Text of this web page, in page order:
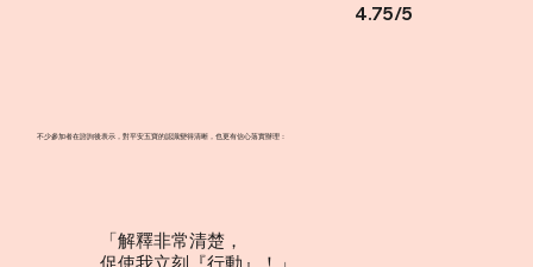
不少參加者在諮詢後表示，對平安五寶的認識變得清晰，也更有信心落實辦理：
「解釋非常清楚，
4.75/5